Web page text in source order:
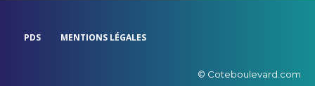
PDS MENTIONS LÉGALES
© Coteboulevard.com